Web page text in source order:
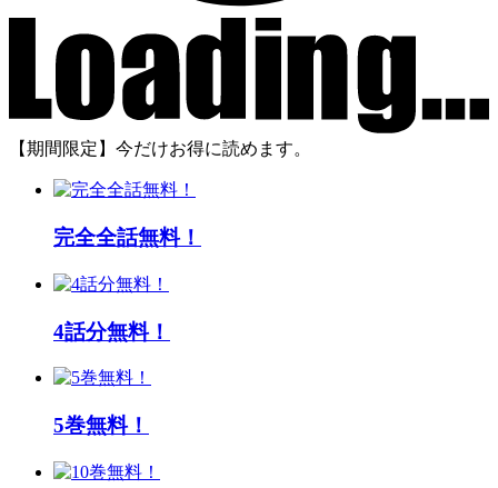
【期間限定】今だけお得に読めます。
完全全話無料！
4話分無料！
5巻無料！